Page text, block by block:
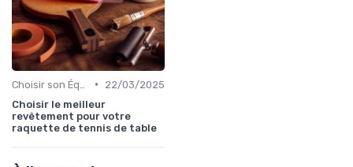
•
22/03/2025
Choisir le meilleur
revêtement pour votre
raquette de tennis de table